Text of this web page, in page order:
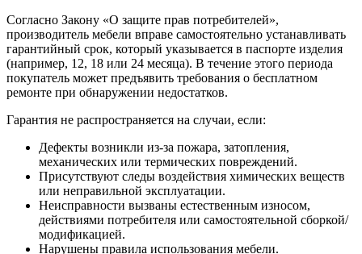
Согласно Закону «О защите прав потребителей»,
производитель мебели вправе самостоятельно устанавливать
гарантийный срок, который указывается в паспорте изделия
(например, 12, 18 или 24 месяца). В течение этого периода
покупатель может предъявить требования о бесплатном
ремонте при обнаружении недостатков.
Гарантия не распространяется на случаи, если:
Дефекты возникли из-за пожара, затопления,
механических или термических повреждений.
Присутствуют следы воздействия химических веществ
или неправильной эксплуатации.
Неисправности вызваны естественным износом,
действиями потребителя или самостоятельной сборкой/
модификацией.
Нарушены правила использования мебели.